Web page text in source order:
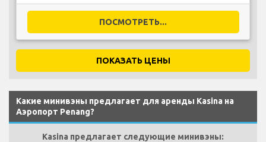
ПОСМОТРЕТЬ...
ПОКАЗАТЬ ЦЕНЫ
Какие минивэны предлагает для аренды Kasina на
Аэропорт Penang?
Kasina предлагает следующие минивэны: